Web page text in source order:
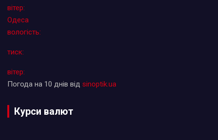
вітер:
Одеса
вологість:
тиск:
вітер:
Погода на 10 днів від sinoptik.ua
Курси валют